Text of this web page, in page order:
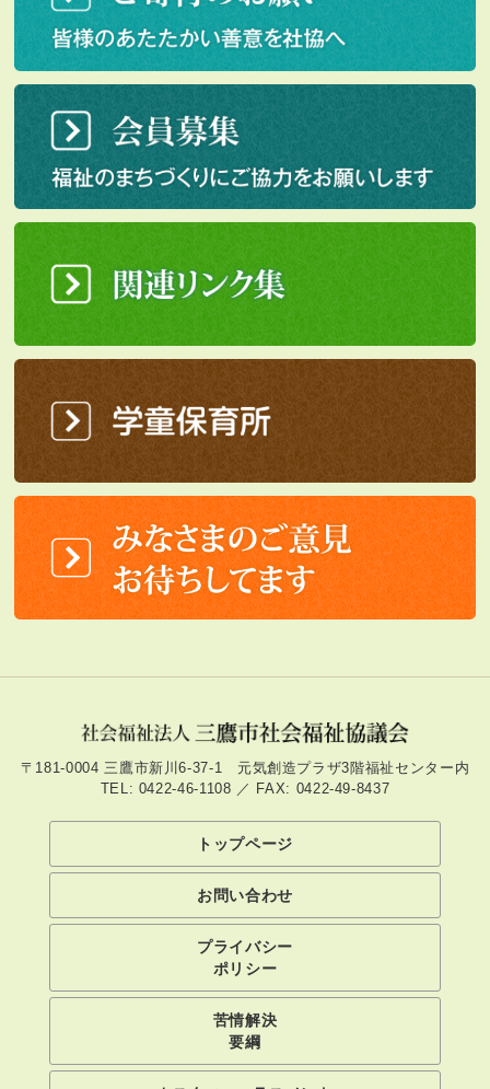
〒181-0004 三鷹市新川6-37-1 元気創造プラザ3階福祉センター内
TEL: 0422-46-1108 ／ FAX: 0422-49-8437
トップページ
お問い合わせ
プライバシー
ポリシー
苦情解決
要綱